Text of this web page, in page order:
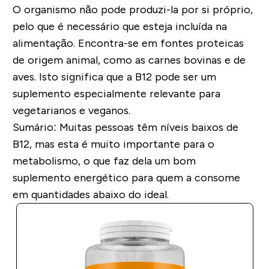
O organismo não pode produzi-la por si próprio,
pelo que é necessário que esteja incluída na
alimentação. Encontra-se em fontes proteicas
de origem animal, como as carnes bovinas e de
aves. Isto significa que a B12 pode ser um
suplemento especialmente relevante para
vegetarianos e veganos.
Sumário: Muitas pessoas têm níveis baixos de
B12, mas esta é muito importante para o
metabolismo, o que faz dela um bom
suplemento energético para quem a consome
em quantidades abaixo do ideal.